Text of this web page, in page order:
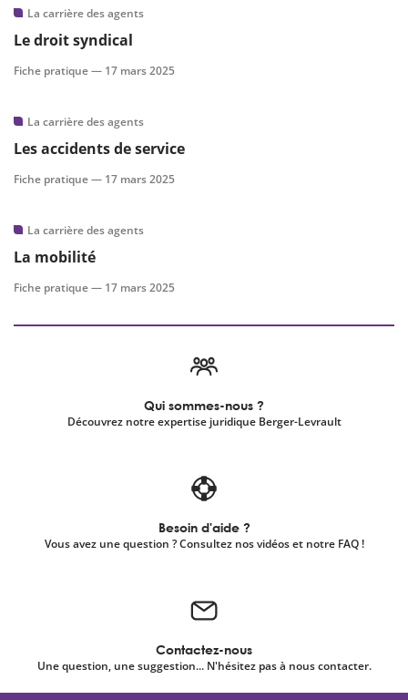
La carrière des agents
Le droit syndical
Fiche pratique — 17 mars 2025
La carrière des agents
Les accidents de service
Fiche pratique — 17 mars 2025
La carrière des agents
La mobilité
Fiche pratique — 17 mars 2025
Qui sommes-nous ?
Découvrez notre expertise juridique Berger-Levrault
Besoin d'aide ?
Vous avez une question ? Consultez nos vidéos et notre FAQ !
Contactez-nous
Une question, une suggestion... N'hésitez pas à nous contacter.